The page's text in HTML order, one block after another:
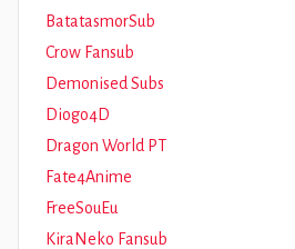
BatatasmorSub
Crow Fansub
Demonised Subs
Diogo4D
Dragon World PT
Fate4Anime
FreeSouEu
KiraNeko Fansub